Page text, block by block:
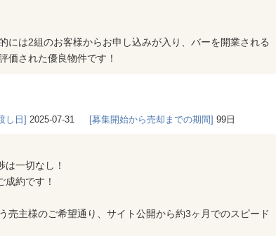
には2組のお客様からお申し込みが入り、バーを開業される
価された優良物件です！
し日] 2025-07-31 [募集開始から売却までの期間] 99日
一切なし！
約です！
売主様のご希望通り、サイト公開から約3ヶ月でのスピード